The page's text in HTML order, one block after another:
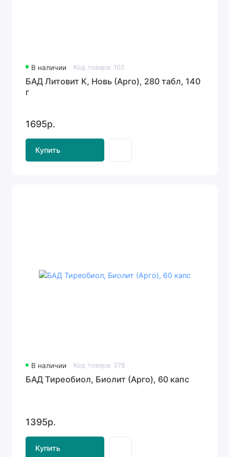
В наличии Код товара: 102
БАД Литовит К, Новь (Арго), 280 табл, 140
г
1695р.
Купить
В наличии Код товара: 378
БАД Тиреобиол, Биолит (Арго), 60 капс
1395р.
Купить